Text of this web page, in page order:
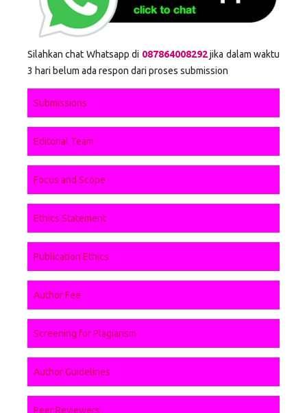
Silahkan chat Whatsapp di 087864008292jika dalam waktu
3 hari belum ada respon dari proses submission
Submissions
Editorial Team
Focus and Scope
Ethics Statement
Publication Ethics
Author Fee
Screening for Plagiarism
Author Guidelines
Peer Reviewers